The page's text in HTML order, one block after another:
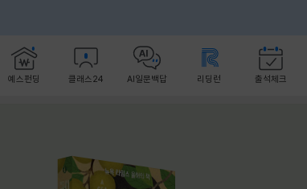
예스펀딩 클래스24 AI일문백답 리딩런 출석체크